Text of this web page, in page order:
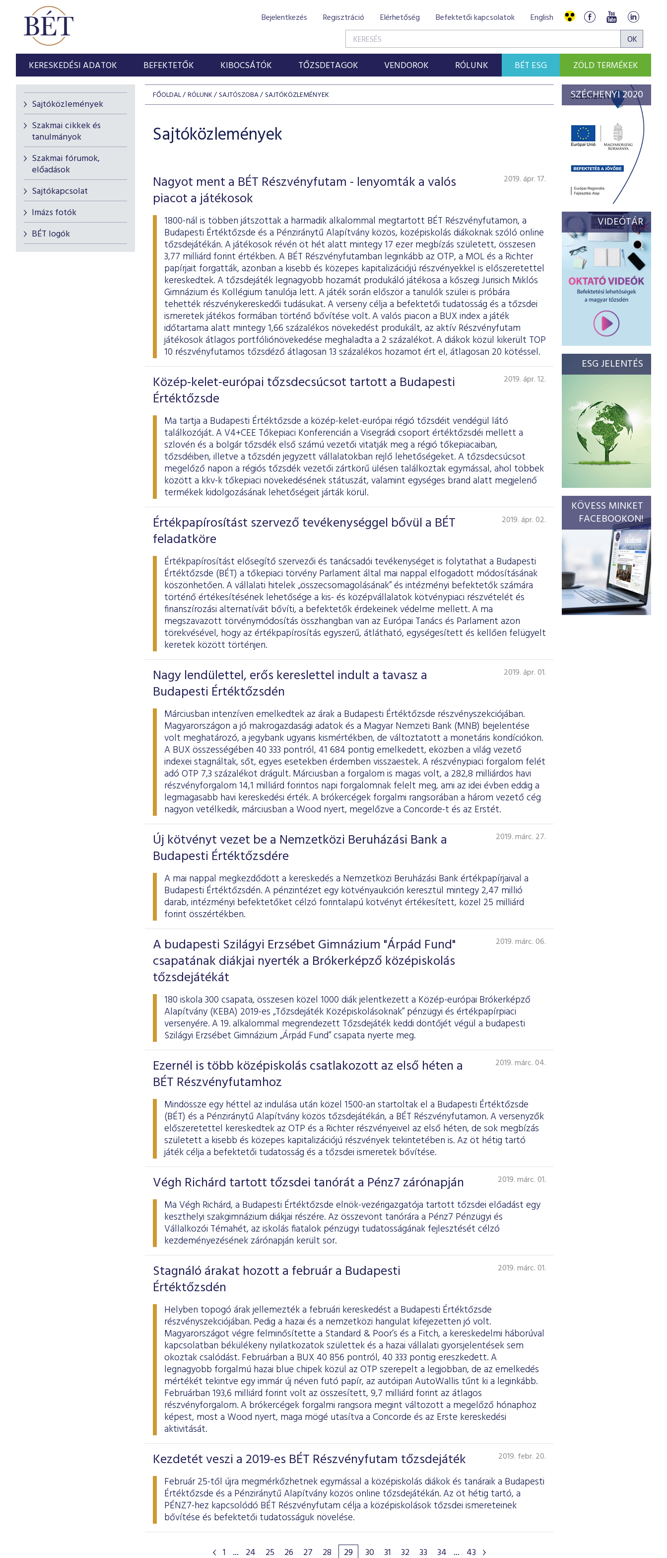
Bejelentkezés Regisztráció Elérhetőség Befektetői kapcsolatok English
KERESKEDÉSI ADATOK BEFEKTETŐK KIBOCSÁTÓK TŐZSDETAGOK VENDOROK RÓLUNK BÉT ESG ZÖLD TERMÉKEK
Sajtóközlemények
Szakmai cikkek és
tanulmányok
Szakmai fórumok,
előadások
Sajtókapcsolat
Imázs fotók
BÉT logók
FŐOLDAL RÓLUNK SAJTÓSZOBA SAJTÓKÖZLEMÉNYEK
Sajtóközlemények
Nagyot ment a BÉT Részvényfutam - lenyomták a valós
piacot a játékosok
2019. ápr. 17.
1800-nál is többen játszottak a harmadik alkalommal megtartott BÉT Részvényfutamon, a
Budapesti Értéktőzsde és a Pénziránytű Alapítvány közös, középiskolás diákoknak szóló online
tőzsdejátékán. A játékosok révén öt hét alatt mintegy 17 ezer megbízás született, összesen
3,77 milliárd forint értékben. A BÉT Részvényfutamban leginkább az OTP, a MOL és a Richter
papírjait forgatták, azonban a kisebb és közepes kapitalizációjú részvényekkel is előszeretettel
kereskedtek. A tőzsdejáték legnagyobb hozamát produkáló játékosa a kőszegi Jurisich Miklós
Gimnázium és Kollégium tanulója lett. A játék során először a tanulók szülei is próbára
tehették részvénykereskedői tudásukat. A verseny célja a befektetői tudatosság és a tőzsdei
ismeretek játékos formában történő bővítése volt. A valós piacon a BUX index a játék
időtartama alatt mintegy 1,66 százalékos növekedést produkált, az aktív Részvényfutam
játékosok átlagos portfóliónövekedése meghaladta a 2 százalékot. A diákok közül kikerült TOP
10 részvényfutamos tőzsdéző átlagosan 13 százalékos hozamot ért el, átlagosan 20 kötéssel.
Közép-kelet-európai tőzsdecsúcsot tartott a Budapesti
Értéktőzsde
2019. ápr. 12.
Ma tartja a Budapesti Értéktőzsde a közép-kelet-európai régió tőzsdéit vendégül látó
találkozóját. A V4+CEE Tőkepiaci Konferencián a Visegrádi csoport értéktőzsdéi mellett a
szlovén és a bolgár tőzsdék első számú vezetői vitatják meg a régió tőkepiacaiban,
tőzsdéiben, illetve a tőzsdén jegyzett vállalatokban rejlő lehetőségeket. A tőzsdecsúcsot
megelőző napon a régiós tőzsdék vezetői zártkörű ülésen találkoztak egymással, ahol többek
között a kkv-k tőkepiaci növekedésének státuszát, valamint egységes brand alatt megjelenő
termékek kidolgozásának lehetőségeit járták körül.
Értékpapírosítást szervező tevékenységgel bővül a BÉT
feladatköre
2019. ápr. 02.
Értékpapírosítást elősegítő szervezői és tanácsadói tevékenységet is folytathat a Budapesti
Értéktőzsde (BÉT) a tőkepiaci törvény Parlament által mai nappal elfogadott módosításának
köszönhetően. A vállalati hitelek „összecsomagolásának” és intézményi befektetők számára
történő értékesítésének lehetősége a kis- és középvállalatok kötvénypiaci részvételét és
finanszírozási alternatíváit bővíti, a befektetők érdekeinek védelme mellett. A ma
megszavazott törvénymódosítás összhangban van az Európai Tanács és Parlament azon
törekvésével, hogy az értékpapírosítás egyszerű, átlátható, egységesített és kellően felügyelt
keretek között történjen.
Nagy lendülettel, erős kereslettel indult a tavasz a
Budapesti Értéktőzsdén
2019. ápr. 01.
Márciusban intenzíven emelkedtek az árak a Budapesti Értéktőzsde részvényszekciójában.
Magyarországon a jó makrogazdasági adatok és a Magyar Nemzeti Bank (MNB) bejelentése
volt meghatározó, a jegybank ugyanis kismértékben, de változtatott a monetáris kondíciókon.
A BUX összességében 40 333 pontról, 41 684 pontig emelkedett, eközben a világ vezető
indexei stagnáltak, sőt, egyes esetekben érdemben visszaestek. A részvénypiaci forgalom felét
adó OTP 7,3 százalékot drágult. Márciusban a forgalom is magas volt, a 282,8 milliárdos havi
részvényforgalom 14,1 milliárd forintos napi forgalomnak felelt meg, ami az idei évben eddig a
legmagasabb havi kereskedési érték. A brókercégek forgalmi rangsorában a három vezető cég
nagyon vetélkedik, márciusban a Wood nyert, megelőzve a Concorde-t és az Erstét.
Új kötvényt vezet be a Nemzetközi Beruházási Bank a
Budapesti Értéktőzsdére
2019. márc. 27.
A mai nappal megkezdődött a kereskedés a Nemzetközi Beruházási Bank értékpapírjaival a
Budapesti Értéktőzsdén. A pénzintézet egy kötvényaukción keresztül mintegy 2,47 millió
darab, intézményi befektetőket célzó forintalapú kötvényt értékesített, közel 25 milliárd
forint összértékben.
A budapesti Szilágyi Erzsébet Gimnázium "Árpád Fund"
csapatának diákjai nyerték a Brókerképző középiskolás
tőzsdejátékát
2019. márc. 06.
180 iskola 300 csapata, összesen közel 1000 diák jelentkezett a Közép-európai Brókerképző
Alapítvány (KEBA) 2019-es „Tőzsdejáték Középiskolásoknak” pénzügyi és értékpapírpiaci
versenyére. A 19. alkalommal megrendezett Tőzsdejáték keddi döntőjét végül a budapesti
Szilágyi Erzsébet Gimnázium „Árpád Fund” csapata nyerte meg.
Ezernél is több középiskolás csatlakozott az első héten a
BÉT Részvényfutamhoz
2019. márc. 04.
Mindössze egy héttel az indulása után közel 1500-an startoltak el a Budapesti Értéktőzsde
(BÉT) és a Pénziránytű Alapítvány közös tőzsdejátékán, a BÉT Részvényfutamon. A versenyzők
előszeretettel kereskedtek az OTP és a Richter részvényeivel az első héten, de sok megbízás
született a kisebb és közepes kapitalizációjú részvények tekintetében is. Az öt hétig tartó
játék célja a befektetői tudatosság és a tőzsdei ismeretek bővítése.
Végh Richárd tartott tőzsdei tanórát a Pénz7 zárónapján 2019. márc. 01.
Ma Végh Richárd, a Budapesti Értéktőzsde elnök-vezérigazgatója tartott tőzsdei előadást egy
keszthelyi szakgimnázium diákjai részére. Az összevont tanórára a Pénz7 Pénzügyi és
Vállalkozói Témahét, az iskolás fiatalok pénzügyi tudatosságának fejlesztését célzó
kezdeményezésének zárónapján került sor.
Stagnáló árakat hozott a február a Budapesti
Értéktőzsdén
2019. márc. 01.
Helyben topogó árak jellemezték a februári kereskedést a Budapesti Értéktőzsde
részvényszekciójában. Pedig a hazai és a nemzetközi hangulat kifejezetten jó volt.
Magyarországot végre felminősítette a Standard & Poor’s és a Fitch, a kereskedelmi háborúval
kapcsolatban békülékeny nyilatkozatok születtek és a hazai vállalati gyorsjelentések sem
okoztak csalódást. Februárban a BUX 40 856 pontról, 40 333 pontig ereszkedett. A
legnagyobb forgalmú hazai blue chipek közül az OTP szerepelt a legjobban, de az emelkedés
mértékét tekintve egy immár új néven futó papír, az autóipari AutoWallis tűnt ki a leginkább.
Februárban 193,6 milliárd forint volt az összesített, 9,7 milliárd forint az átlagos
részvényforgalom. A brókercégek forgalmi rangsora megint változott a megelőző hónaphoz
képest, most a Wood nyert, maga mögé utasítva a Concorde és az Erste kereskedési
aktivitását.
Kezdetét veszi a 2019-es BÉT Részvényfutam tőzsdejáték 2019. febr. 20.
Február 25-től újra megmérkőzhetnek egymással a középiskolás diákok és tanáraik a Budapesti
Értéktőzsde és a Pénziránytű Alapítvány közös online tőzsdejátékán. Az öt hétig tartó, a
PÉNZ7-hez kapcsolódó BÉT Részvényfutam célja a középiskolások tőzsdei ismereteinek
bővítése és befektetői tudatosságuk növelése.
1 ... 24 25 26 27 28 29 30 31 32 33 34 ... 43
SZÉCHENYI 2020
VIDEÓTÁR
ESG JELENTÉS
KÖVESS MINKET
FACEBOOKON!